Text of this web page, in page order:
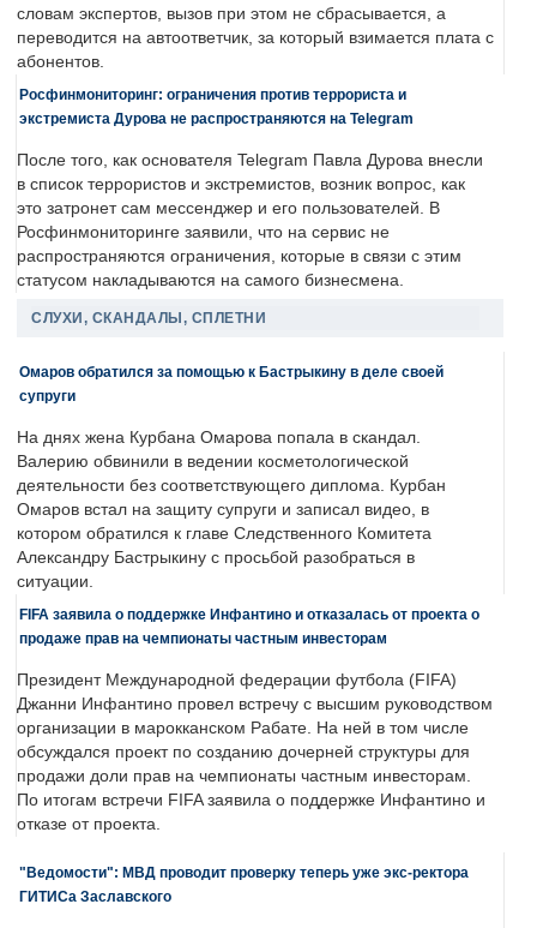
словам экспертов, вызов при этом не сбрасывается, а
переводится на автоответчик, за который взимается плата с
абонентов.
Росфинмониторинг: ограничения против террориста и
экстремиста Дурова не распространяются на Telegram
После того, как основателя Telegram Павла Дурова внесли
в список террористов и экстремистов, возник вопрос, как
это затронет сам мессенджер и его пользователей. В
Росфинмониторинге заявили, что на сервис не
распространяются ограничения, которые в связи с этим
статусом накладываются на самого бизнесмена.
СЛУХИ, СКАНДАЛЫ, СПЛЕТНИ
Омаров обратился за помощью к Бастрыкину в деле своей
супруги
На днях жена Курбана Омарова попала в скандал.
Валерию обвинили в ведении косметологической
деятельности без соответствующего диплома. Курбан
Омаров встал на защиту супруги и записал видео, в
котором обратился к главе Следственного Комитета
Александру Бастрыкину с просьбой разобраться в
ситуации.
FIFA заявила о поддержке Инфантино и отказалась от проекта о
продаже прав на чемпионаты частным инвесторам
Президент Международной федерации футбола (FIFA)
Джанни Инфантино провел встречу с высшим руководством
организации в марокканском Рабате. На ней в том числе
обсуждался проект по созданию дочерней структуры для
продажи доли прав на чемпионаты частным инвесторам.
По итогам встречи FIFA заявила о поддержке Инфантино и
отказе от проекта.
"Ведомости": МВД проводит проверку теперь уже экс-ректора
ГИТИСа Заславского